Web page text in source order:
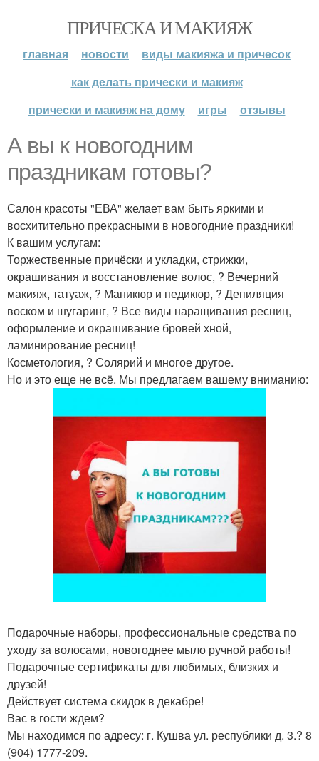
ПРИЧЕСКА И МАКИЯЖ
главная новости
виды макияжа и причесок
как делать прически и макияж
прически и макияж на дому
игры отзывы
А вы к новогодним
праздникам готовы?
Салон красоты "ЕВА" желает вам быть яркими и
восхитительно прекрасными в новогодние праздники!
К вашим услугам:
Торжественные причёски и укладки, стрижки,
окрашивания и восстановление волос, ? Вечерний
макияж, татуаж, ? Маникюр и педикюр, ? Депиляция
воском и шугаринг, ? Все виды наращивания ресниц,
оформление и окрашивание бровей хной,
ламинирование ресниц!
Косметология, ? Солярий и многое другое.
Но и это еще не всё. Мы предлагаем вашему вниманию:
Подарочные наборы, профессиональные средства по
уходу за волосами, новогоднее мыло ручной работы!
Подарочные сертификаты для любимых, близких и
друзей!
Действует система скидок в декабре!
Вас в гости ждем?
Мы находимся по адресу: г. Кушва ул. республики д. 3.? 8
(904) 1777-209.